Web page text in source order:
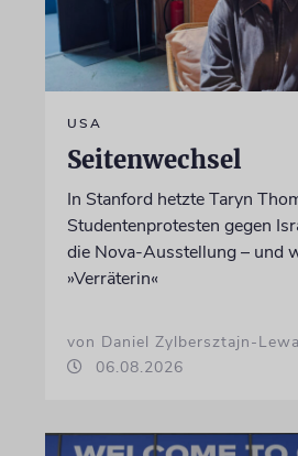
USA
Seitenwechsel
In Stanford hetzte Taryn
Studentenprotesten gegen
die Nova-Ausstellung – und
»Verräterin«
von Daniel Zylbersztajn-
06.08.2026